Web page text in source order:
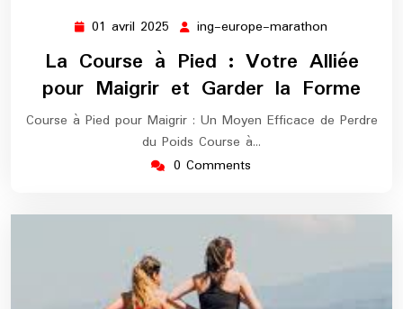
01 avril 2025 01
avril
2025
ing-europe-marathon
europe-
marathon
La Course à Pied : Votre Alliée
pour Maigrir et Garder la Forme
Course à Pied pour Maigrir : Un Moyen Efficace de Perdre
du Poids Course à…
0 Comments